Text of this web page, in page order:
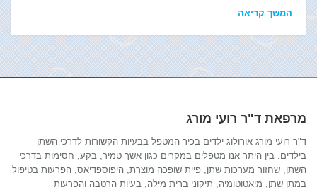
המשך קריאה
מרפאת ד"ר רועי מורג
ד"ר רועי מורג אורולוג ילדים בכיר המטפל בבעיות הקשורות לדרכי השתן
בילדים. בין היתר אנו מטפלים במקרים כגון אשך טמיר, בקע, חסימות בדרכי
השתן, שחזור מערכות שתן, פיית שופכה מוצרת, היפוספדיאס, הפרעות בטיפול
במתן שתן, מיאטוטומיה, תיקוני ברית מילה, בעיות הרטבה והפרעות